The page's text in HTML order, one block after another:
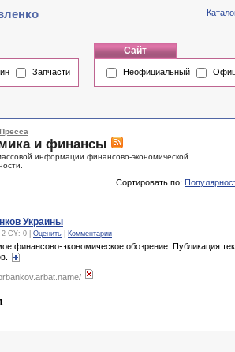
Запчасти
Сайт
Неофициальный
Пресса
и финансы
информации финансово-экономической
Сортировать по:
Украины
CY: 0 | Оценить Комментарии
финансово-экономическое обозрение. Публикация